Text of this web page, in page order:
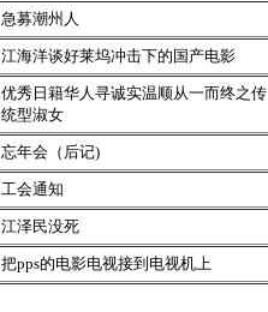
急募潮州人
江海洋谈好莱坞冲击下的国产电影
优秀日籍华人寻诚实温顺从一而终之传
统型淑女
忘年会（后记)
工会通知
江泽民没死
把pps的电影电视接到电视机上